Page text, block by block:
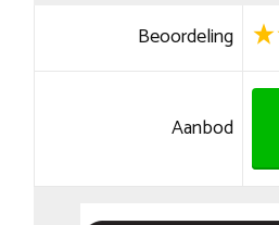
Beoordeling
Aanbod